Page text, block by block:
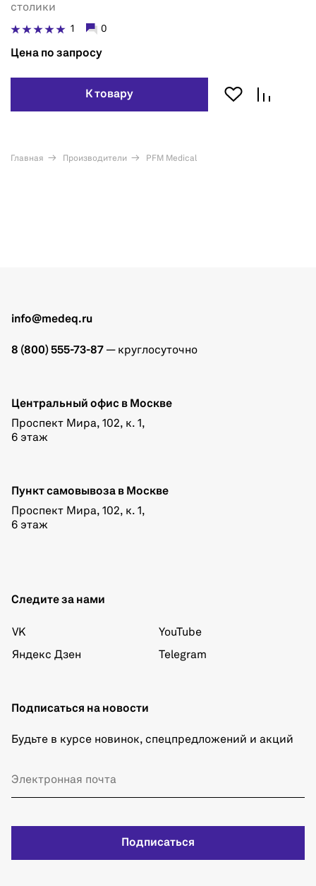
столики
1 0
Цена по запросу
К товару
Главная Производители PFM Medical
info@medeq.ru
8 (800) 555-73-87 — круглосуточно
Центральный офис в Москве
Проспект Мира, 102, к. 1,
6 этаж
Пункт самовывоза в Москве
Проспект Мира, 102, к. 1,
6 этаж
Следите за нами
VK
Яндекс Дзен
YouTube
Telegram
Подписаться на новости
Будьте в курсе новинок, спецпредложений и акций
Подписаться